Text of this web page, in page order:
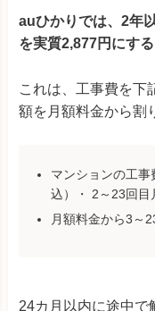
auひかりでは、2年
を実質2,877円にす
これは、工事費を下
額を月額料金から割
マンションの工
込）・ 2～23回目
月額料金から3～
24カ月以内に途中で